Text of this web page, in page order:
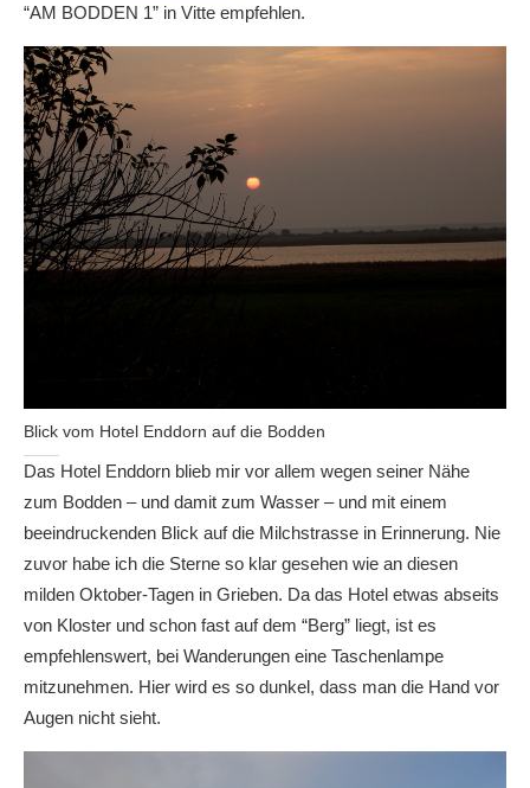
“AM BODDEN 1” in Vitte empfehlen.
Blick vom Hotel Enddorn auf die Bodden
Das Hotel Enddorn blieb mir vor allem wegen seiner Nähe
zum Bodden – und damit zum Wasser – und mit einem
beeindruckenden Blick auf die Milchstrasse in Erinnerung. Nie
zuvor habe ich die Sterne so klar gesehen wie an diesen
milden Oktober-Tagen in Grieben. Da das Hotel etwas abseits
von Kloster und schon fast auf dem “Berg” liegt, ist es
empfehlenswert, bei Wanderungen eine Taschenlampe
mitzunehmen. Hier wird es so dunkel, dass man die Hand vor
Augen nicht sieht.